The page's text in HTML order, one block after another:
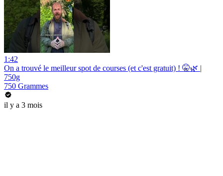
1:42
On a trouvé le meilleur spot de courses (et c'est gratuit) ! 🤫🌿 |
750g
750 Grammes
il y a 3 mois